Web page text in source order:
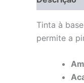
Tinta à
permite a